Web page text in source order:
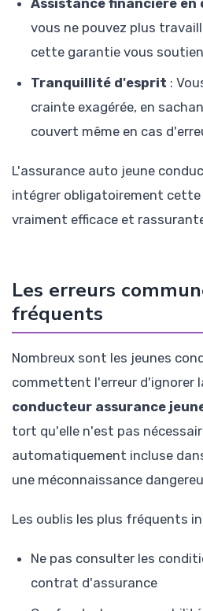
vous ne pouvez plus
cette garantie vous
Tranquillité d'esprit :
crainte exagérée, en
couvert même en cas
L'assurance auto jeune
intégrer obligatoirement
vraiment efficace et
Les erreurs
fréquents
Nombreux sont les jeunes
commettent l'erreur d'ignorer
conducteur assurance
tort qu'elle n'est pas
automatiquement incluse
une méconnaissance
Les oublis les plus fréquents
Ne pas consulter les
contrat d'assurance